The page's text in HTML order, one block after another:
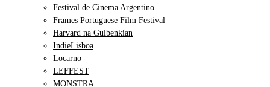
Festival de Cinema Argentino
Frames Portuguese Film Festival
Harvard na Gulbenkian
IndieLisboa
Locarno
LEFFEST
MONSTRA